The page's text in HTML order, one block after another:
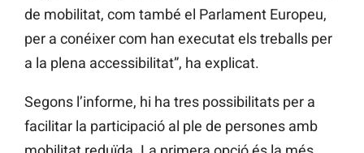
de mobilitat, com també el Parlament Europeu,
per a conéixercom han executat els treballs per
a la plena accessibilitat”, ha explicat.
Segons l’informe, hi ha tres possibilitats per a
facilitar la participació al ple de persones amb